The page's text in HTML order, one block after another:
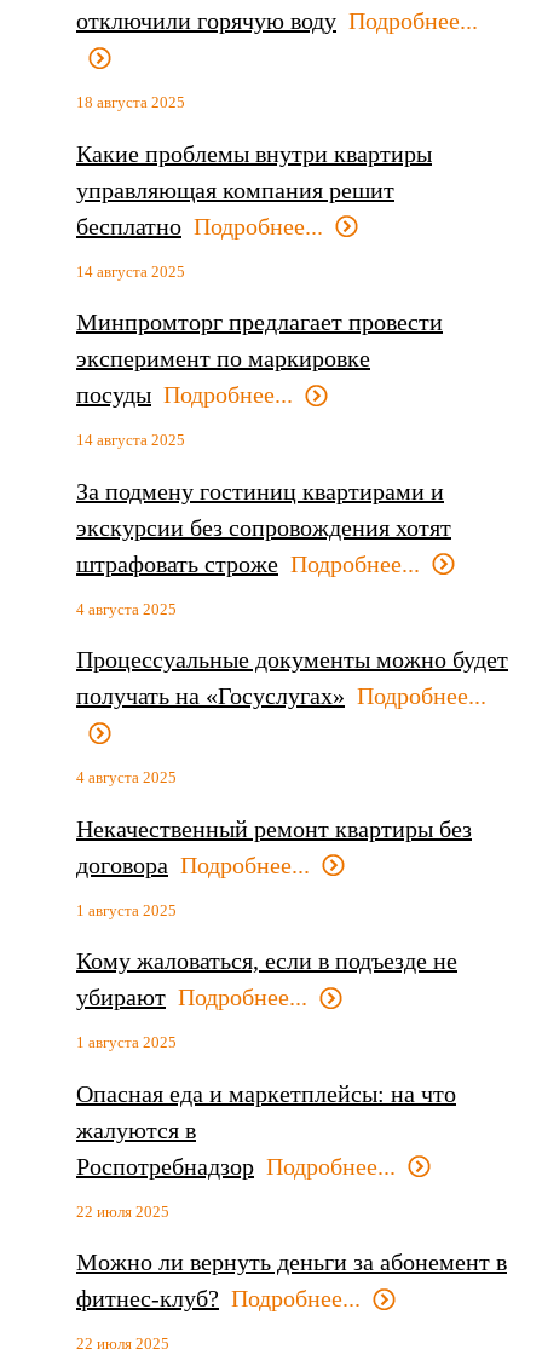
отключили горячую воду Подробнее...
18 августа 2025
Какие проблемы внутри квартиры
управляющая компания решит
бесплатно Подробнее...
14 августа 2025
Минпромторг предлагает провести
эксперимент по маркировке
посуды Подробнее...
14 августа 2025
За подмену гостиниц квартирами и
экскурсии без сопровождения хотят
штрафовать строже Подробнее...
4 августа 2025
Процессуальные документы можно будет
получать на «Госуслугах» Подробнее...
4 августа 2025
Некачественный ремонт квартиры без
договора Подробнее...
1 августа 2025
Кому жаловаться, если в подъезде не
убирают Подробнее...
1 августа 2025
Опасная еда и маркетплейсы: на что
жалуются в
Роспотребнадзор Подробнее...
22 июля 2025
Можно ли вернуть деньги за абонемент в
фитнес-клуб? Подробнее...
22 июля 2025